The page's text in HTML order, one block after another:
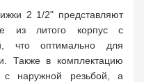
2 1/2" представляют
из литого корпус с
что оптимально для
Также в комплектацию
с наружной резьбой, а